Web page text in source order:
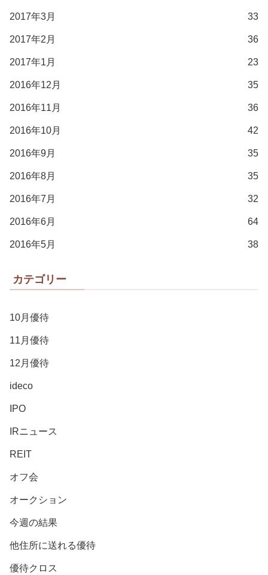
2017年3月 33
2017年2月 36
2017年1月 23
2016年12月 35
2016年11月 36
2016年10月 42
2016年9月 35
2016年8月 35
2016年7月 32
2016年6月 64
2016年5月 38
カテゴリー
10月優待
11月優待
12月優待
ideco
IPO
IRニュース
REIT
オフ会
オークション
今週の結果
他住所に送れる優待
優待クロス